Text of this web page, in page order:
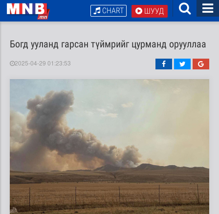
ШУУД
CHART
Богд ууланд гарсан түймрийг цурманд орууллаа
2025-04-29 01:23:53